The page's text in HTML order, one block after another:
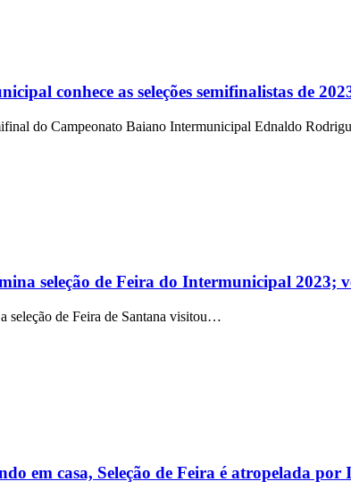
conhece as seleções semifinalistas de
do Campeonato Baiano Intermunicipal Ednaldo
seleção de Feira do Intermunicipal 2023;
seleção de Feira de Santana visitou…
em casa, Seleção de Feira é atropelada